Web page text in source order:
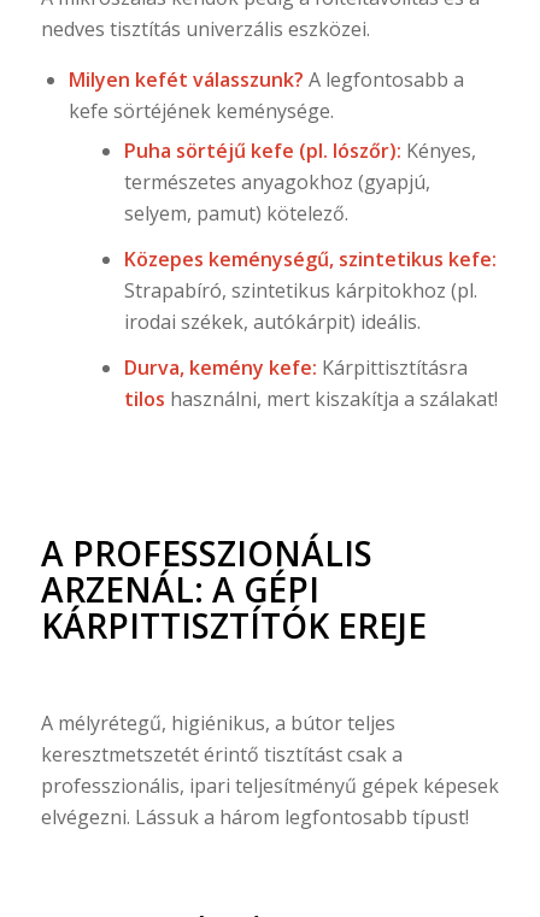
nedves tisztítás univerzális eszközei.
Milyen kefét válasszunk? A legfontosabb a
kefe sörtéjének keménysége.
Puha sörtéjű kefe (pl. lószőr): Kényes,
természetes anyagokhoz (gyapjú,
selyem, pamut) kötelező.
Közepes keménységű, szintetikus kefe:
Strapabíró, szintetikus kárpitokhoz (pl.
irodai székek, autókárpit) ideális.
Durva, kemény kefe: Kárpittisztításra
tilos használni, mert kiszakítja a szálakat!
A PROFESSZIONÁLIS
ARZENÁL: A GÉPI
KÁRPITTISZTÍTÓK EREJE
A mélyrétegű, higiénikus, a bútor teljes
keresztmetszetét érintő tisztítást csak a
professzionális, ipari teljesítményű gépek képesek
elvégezni. Lássuk a három legfontosabb típust!